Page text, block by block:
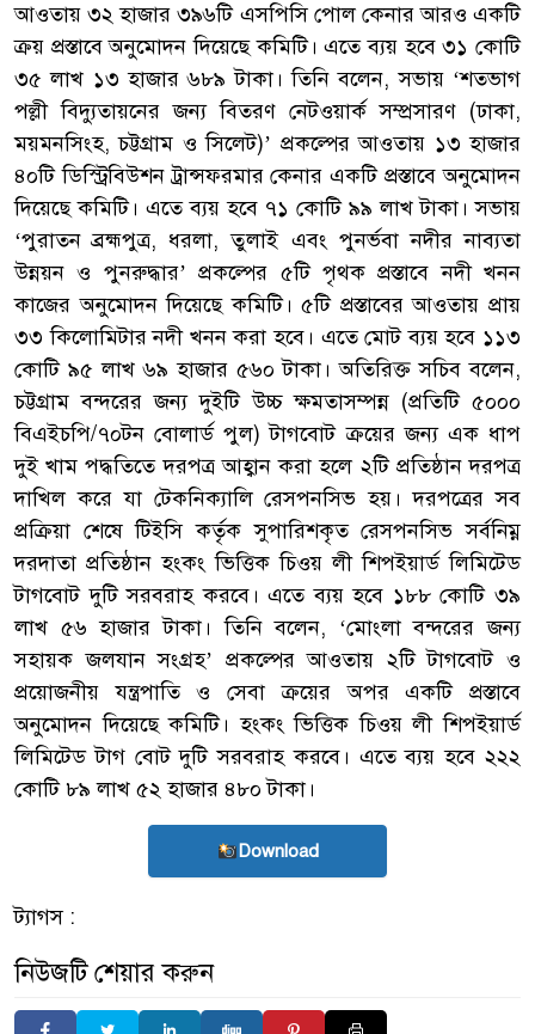
আওতায় ৩২ হাজার ৩৯৬টি এসপিসি পোল কেনার আরও একটি
ক্রয় প্রস্তাবে অনুমোদন দিয়েছে কমিটি। এতে ব্যয় হবে ৩১ কোটি
৩৫ লাখ ১৩ হাজার ৬৮৯ টাকা। তিনি বলেন, সভায় ‘শতভাগ
পল্লী বিদ্যুতায়নের জন্য বিতরণ নেটওয়ার্ক সম্প্রসারণ (ঢাকা,
ময়মনসিংহ, চট্টগ্রাম ও সিলেট)’ প্রকল্পের আওতায় ১৩ হাজার
৪০টি ডিস্ট্রিবিউশন ট্রান্সফরমার কেনার একটি প্রস্তাবে অনুমোদন
দিয়েছে কমিটি। এতে ব্যয় হবে ৭১ কোটি ৯৯ লাখ টাকা। সভায়
‘পুরাতন ব্রহ্মপুত্র, ধরলা, তুলাই এবং পুনর্ভবা নদীর নাব্যতা
উন্নয়ন ও পুনরুদ্ধার’ প্রকল্পের ৫টি পৃথক প্রস্তাবে নদী খনন
কাজের অনুমোদন দিয়েছে কমিটি। ৫টি প্রস্তাবের আওতায় প্রায়
৩৩ কিলোমিটার নদী খনন করা হবে। এতে মোট ব্যয় হবে ১১৩
কোটি ৯৫ লাখ ৬৯ হাজার ৫৬০ টাকা। অতিরিক্ত সচিব বলেন,
চট্টগ্রাম বন্দরের জন্য দুইটি উচ্চ ক্ষমতাসম্পন্ন (প্রতিটি ৫০০০
বিএইচপি/৭০টন বোলার্ড পুল) টাগবোট ক্রয়ের জন্য এক ধাপ
দুই খাম পদ্ধতিতে দরপত্র আহ্বান করা হলে ২টি প্রতিষ্ঠান দরপত্র
দাখিল করে যা টেকনিক্যালি রেসপনসিভ হয়। দরপত্রের সব
প্রক্রিয়া শেষে টিইসি কর্তৃক সুপারিশকৃত রেসপনসিভ সর্বনিম্ন
দরদাতা প্রতিষ্ঠান হংকং ভিত্তিক চিওয় লী শিপইয়ার্ড লিমিটেড
টাগবোট দুটি সরবরাহ করবে। এতে ব্যয় হবে ১৮৮ কোটি ৩৯
লাখ ৫৬ হাজার টাকা। তিনি বলেন, ‘মোংলা বন্দরের জন্য
সহায়ক জলযান সংগ্রহ’ প্রকল্পের আওতায় ২টি টাগবোট ও
প্রয়োজনীয় যন্ত্রপাতি ও সেবা ক্রয়ের অপর একটি প্রস্তাবে
অনুমোদন দিয়েছে কমিটি। হংকং ভিত্তিক চিওয় লী শিপইয়ার্ড
লিমিটেড টাগ বোট দুটি সরবরাহ করবে। এতে ব্যয় হবে ২২২
কোটি ৮৯ লাখ ৫২ হাজার ৪৮০ টাকা।
Download
ট্যাগস :
নিউজটি শেয়ার করুন